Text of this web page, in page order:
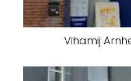
Vihamij